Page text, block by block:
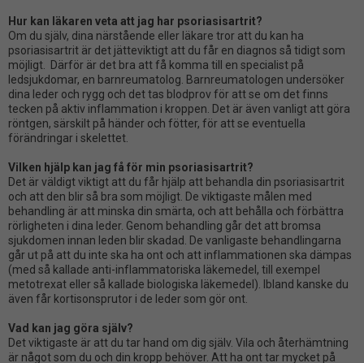
Hur kan läkaren veta att jag har psoriasisartrit?
Om du själv, dina närstående eller läkare tror att du kan ha
psoriasisartrit är det jätteviktigt att du får en diagnos så tidigt som
möjligt. Därför är det bra att få komma till en specialist på
ledsjukdomar, en barnreumatolog Barnreumatologen undersöker
dina leder och rygg och det tas blodprov för att se om det finns
tecken på aktiv inflammation i kroppen. Det är även vanligt att göra
röntgen, särskilt på händer och fötter, för att se eventuella
förändringar i skelettet.
Vilken hjälp kan jag få för min psoriasisartrit?
Det är väldigt viktigt att du får hjälp att behandla din psoriasisartrit
och att den blir så bra som möjligt. De viktigaste målen med
behandling är att minska din smärta, och att behålla och förbättra
rörligheten i dina leder. Genom behandling går det att bromsa
sjukdomen innan leden blir skadad.
De vanligaste behandlingarna
går ut på att du inte ska ha ont och att inflammationen ska dämpas
(med så kallade anti-inflammatoriska läkemedel , till exempel
metotrexat eller så kallade biologiska läkemedel ). Ibland kanske du
även får kortisonsprutor i de leder som gör ont.
Vad kan jag göra själv?
Det viktigaste är att du tar hand om dig själv. Vila och återhämtning
är något som du och din kropp behöver. Att ha ont tar mycket på